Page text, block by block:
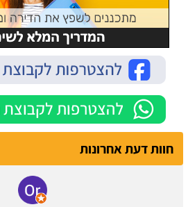
חוות דעת אחרונות